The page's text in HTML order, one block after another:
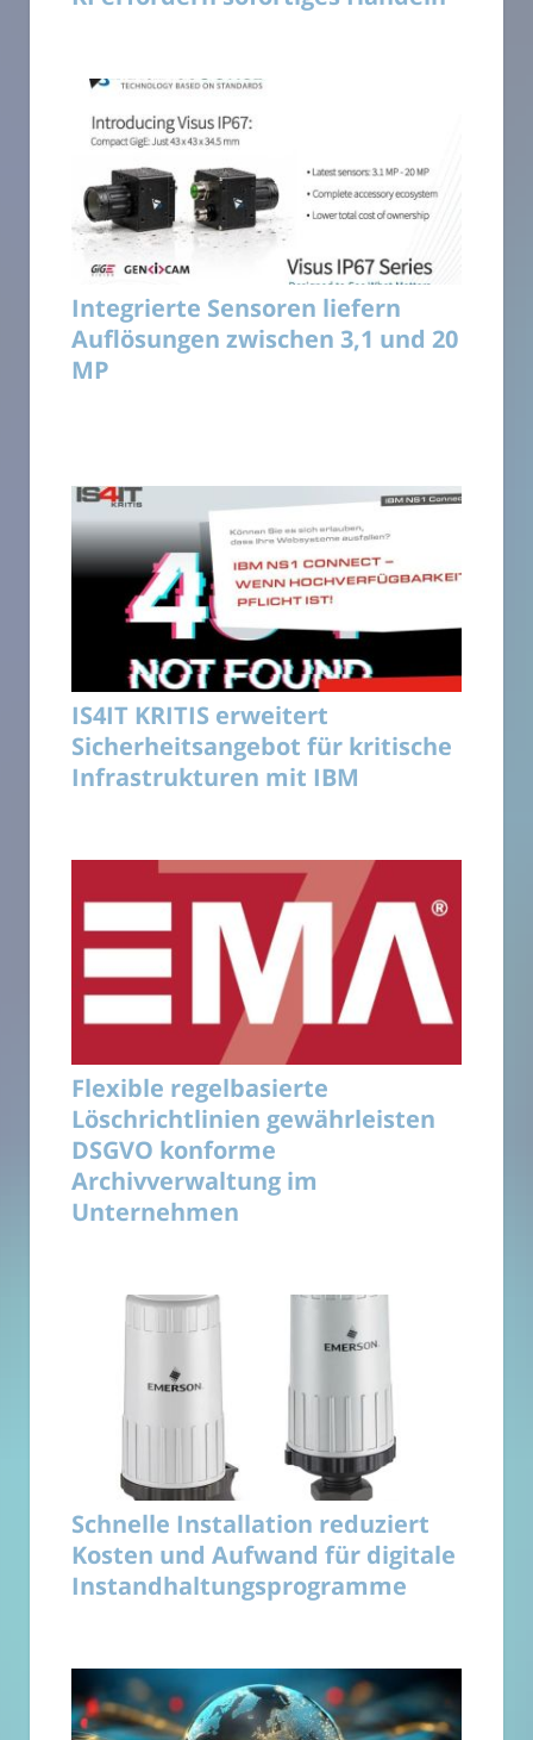
Integrierte Sensoren liefern
Auflösungen zwischen 3,1 und 20
MP
IS4IT KRITIS erweitert
Sicherheitsangebot für kritische
Infrastrukturen mit IBM
Flexible regelbasierte
Löschrichtlinien gewährleisten
DSGVO konforme
Archivverwaltung im
Unternehmen
Schnelle Installation reduziert
Kosten und Aufwand für digitale
Instandhaltungsprogramme